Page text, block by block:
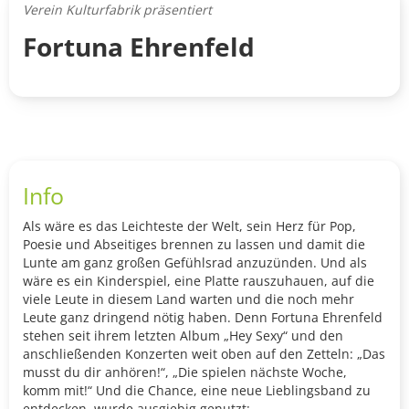
Verein Kulturfabrik präsentiert
Fortuna Ehrenfeld
Info
Als wäre es das Leichteste der Welt, sein Herz für Pop,
Poesie und Abseitiges brennen zu lassen und damit die
Lunte am ganz großen Gefühlsrad anzuzünden. Und als
wäre es ein Kinderspiel, eine Platte rauszuhauen, auf die
viele Leute in diesem Land warten und die noch mehr
Leute ganz dringend nötig haben. Denn Fortuna Ehrenfeld
stehen seit ihrem letzten Album „Hey Sexy“ und den
anschließenden Konzerten weit oben auf den Zetteln: „Das
musst du dir anhören!“, „Die spielen nächste Woche,
komm mit!“ Und die Chance, eine neue Lieblingsband zu